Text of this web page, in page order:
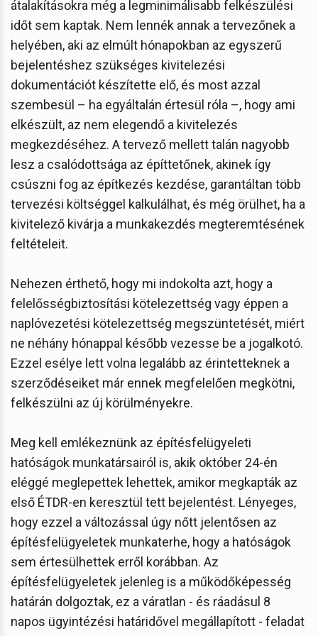
átalakításokra még a legminimálisabb felkészülési
időt sem kaptak. Nem lennék annak a tervezőnek a
helyében, aki az elmúlt hónapokban az egyszerű
bejelentéshez szükséges kivitelezési
dokumentációt készítette elő, és most azzal
szembesül – ha egyáltalán értesül róla –, hogy ami
elkészült, az nem elegendő a kivitelezés
megkezdéséhez. A tervező mellett talán nagyobb
lesz a csalódottsága az építtetőnek, akinek így
csúszni fog az építkezés kezdése, garantáltan több
tervezési költséggel kalkulálhat, és még örülhet, ha a
kivitelező kivárja a munkakezdés megteremtésének
feltételeit.
Nehezen érthető, hogy mi indokolta azt, hogy a
felelősségbiztosítási kötelezettség vagy éppen a
naplóvezetési kötelezettség megszüntetését, miért
ne néhány hónappal később vezesse be a jogalkotó.
Ezzel esélye lett volna legalább az érintetteknek a
szerződéseiket már ennek megfelelően megkötni,
felkészülni az új körülményekre.
Meg kell emlékeznünk az építésfelügyeleti
hatóságok munkatársairól is, akik október 24-én
eléggé meglepettek lehettek, amikor megkapták az
első ÉTDR-en keresztül tett bejelentést. Lényeges,
hogy ezzel a változással úgy nőtt jelentősen az
építésfelügyeletek munkaterhe, hogy a hatóságok
sem értesülhettek erről korábban. Az
építésfelügyeletek jelenleg is a működőképesség
határán dolgoztak, ez a váratlan - és ráadásul 8
napos ügyintézési határidővel megállapított - feladat